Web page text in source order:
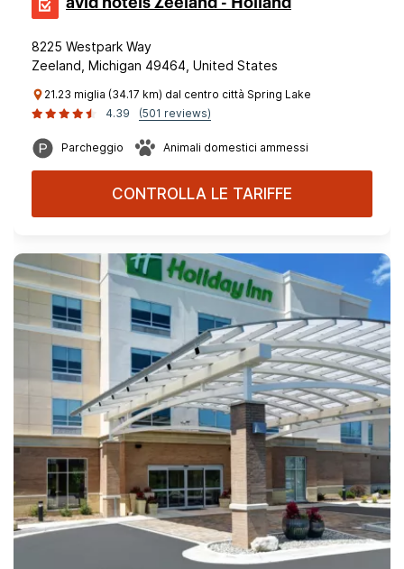
8225 Westpark Way
Zeeland, Michigan 49464, United States
21.23 miglia (34.17 km) dal centro città Spring Lake
4.39
(501 reviews)
Parcheggio Animali domestici ammessi
CONTROLLA LE TARIFFE